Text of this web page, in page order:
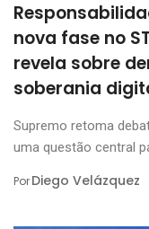
nova fase no
revela sobre
soberania
Supremo retoma
uma questão central
PorDiego Velázquez